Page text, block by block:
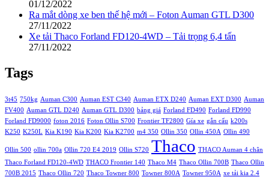
01/12/2022
Ra mắt dòng xe ben thế hệ mới – Foton Auman GTL D300
27/11/2022
Xe tải Thaco Forland FD120-4WD – Tải trọng 6,4 tấn
27/11/2022
Tags
3t45 750kg Auman C300 Auman EST C340 Auman ETX D240 Auman EXT D300 Auman
FV400 Auman GTL D240 Auman GTL D300 bảng giá Forland FD490 Forland FD990
Forland FD9000 foton 2016 Foton Ollin S700 Frontier TF2800 Gía xe gắn cẩu k200s
K250 K250L Kia K190 Kia K200 Kia K2700 m4 350 Ollin 350 Ollin 450A Ollin 490
Ollin 500 ollin 700a Ollin 720 E4 2019 Ollin S720 Thaco THACO Auman 4 chân
Thaco Forland FD120-4WD THACO Frontier 140 Thaco M4 Thaco Ollin 700B Thaco Ollin
700B 2015 Thaco Ollin 720 Thaco Towner 800 Towner 800A Towner 950A xe tải kia 2.4